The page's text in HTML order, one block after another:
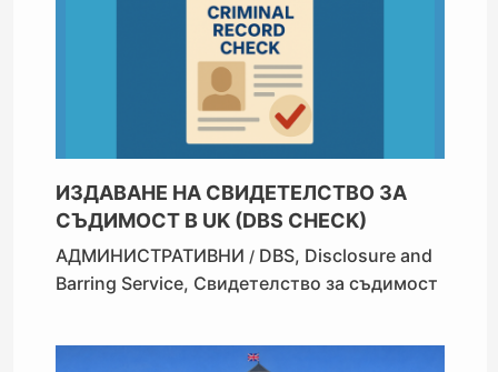
ИЗДАВАНЕ НА СВИДЕТЕЛСТВО ЗА
СЪДИМОСТ В UK (DBS CHECK)
АДМИНИСТРАТИВНИ / DBS, Disclosure and
Barring Service, Свидетелство за съдимост